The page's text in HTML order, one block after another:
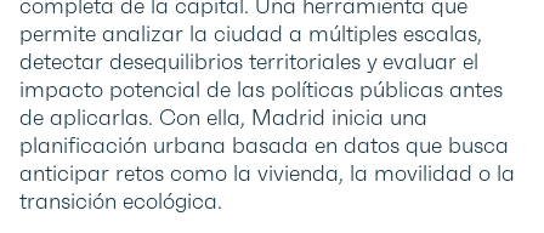
completa de la capital. Una herramienta que
permite analizar la ciudad a múltiples escalas,
detectar desequilibrios territoriales y evaluar el
impacto potencial de las políticas públicas antes
de aplicarlas. Con ella, Madrid inicia una
planificación urbana basada en datos que busca
anticipar retos como la vivienda, la movilidad o la
transición ecológica.